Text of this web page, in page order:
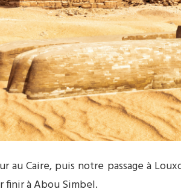
Caire, puis notre passage à
finir à Abou Simbel.